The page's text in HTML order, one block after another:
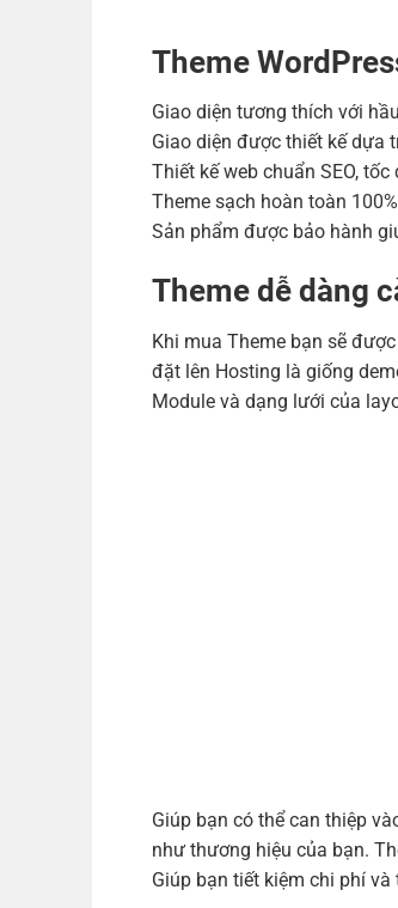
Theme
Giao diện tương thích với
Giao diện được thiết kế dựa
Thiết kế web chuẩn SEO,
Theme sạch hoàn toàn
Sản phẩm được bảo hành
Theme dễ dàng
Khi mua Theme bạn sẽ
đặt lên Hosting là giống
Module và dạng lưới của
Giúp bạn có thể can thiệp
như thương hiệu của bạn.
Giúp bạn tiết kiệm chi phí và